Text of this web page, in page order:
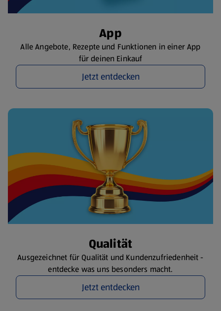
App
Alle Angebote, Rezepte und Funktionen in einer App
für deinen Einkauf
Jetzt entdecken
Qualität
Ausgezeichnet für Qualität und Kundenzufriedenheit -
entdecke was uns besonders macht.
Jetzt entdecken